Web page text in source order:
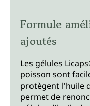
Formule
ajoutés
Les gélules
poisson sont
protègent l'huile
permet de